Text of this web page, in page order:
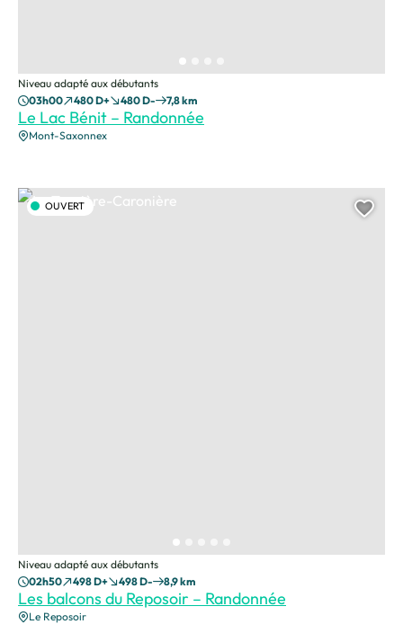
Le Lac Bénit – Randonnée
Niveau adapté aux débutants
Mont-Saxonnex
03h00 480 D+ 480 D- 7,8 km
Les balcons du Reposoir – Randonnée
Niveau adapté aux débutants
Le Reposoir
02h50 498 D+ 498 D- 8,9 km
La Touvière-Caronière, © J. Hudry
OUVERT